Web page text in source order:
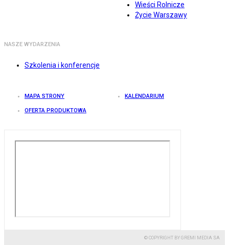
Wieści Rolnicze
Życie Warszawy
NASZE WYDARZENIA
Szkolenia i konferencje
MAPA STRONY KALENDARIUM
OFERTA PRODUKTOWA
© COPYRIGHT BY GREMI MEDIA SA